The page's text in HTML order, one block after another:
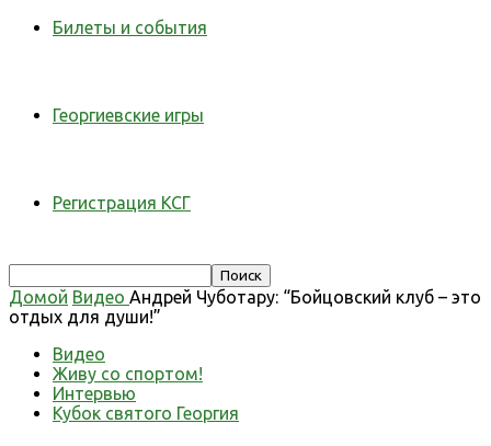
Билеты и события
Георгиевские игры
Регистрация КСГ
Домой Видео Андрей Чуботару: “Бойцовский клуб – это
отдых для души!”
Видео
Живу со спортом!
Интервью
Кубок святого Георгия